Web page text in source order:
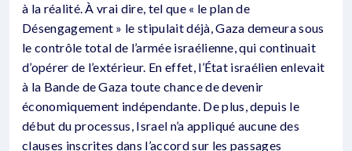
à la réalité. À vrai dire, tel que « le plan de
Désengagement » le stipulait déjà, Gaza demeura sous
le contrôle total de l’armée israélienne, qui continuait
d’opérer de l’extérieur. En effet, l’État israélien enlevait
à la Bande de Gaza toute chance de devenir
économiquement indépendante. De plus, depuis le
début du processus, Israel n’a appliqué aucune des
clauses inscrites dans l’accord sur les passages